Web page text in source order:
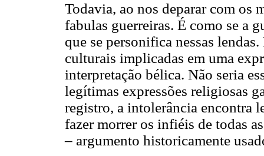
Todavia, ao nos deparar com os
fabulas guerreiras. É como se a
que se personifica nessas
culturais implicadas em uma
interpretação bélica. Não seria
legítimas expressões religiosas
registro, a intolerância encontra
fazer morrer os infiéis de todas
– argumento historicamente